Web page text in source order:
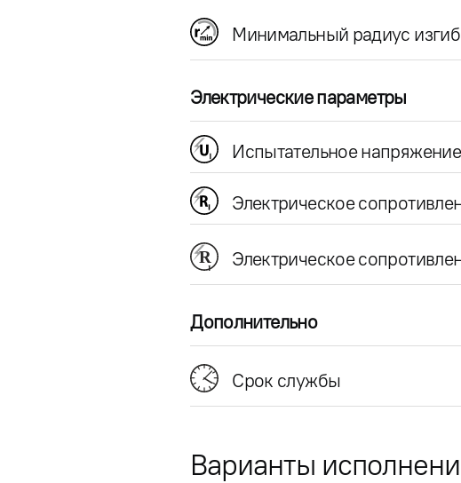
Минимальный радиус
Электрические параметры
Испытательное
Электрическое
Электрическое
Дополнительно
Срок службы
Варианты